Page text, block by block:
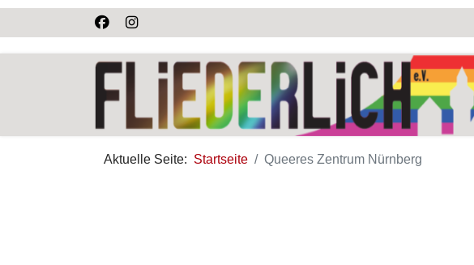
Aktuelle Seite: Startseite Queeres Zentrum Nürnberg